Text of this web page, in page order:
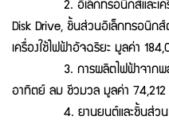
2. อิเล็กทรอนิกส์และเครื่อง
Disk Drive, ชิ้นส่วนอิเล็กทรอนิกส์
เครื่องใช้ไฟฟ้าอัจฉริยะ มูลค่า
3. การผลิตไฟฟ้าจากพลังงา
อาทิตย์ ลม ชีวมวล มูลค่า 74,212
4. ยานยนต์และชิ้นส่วน เช่น